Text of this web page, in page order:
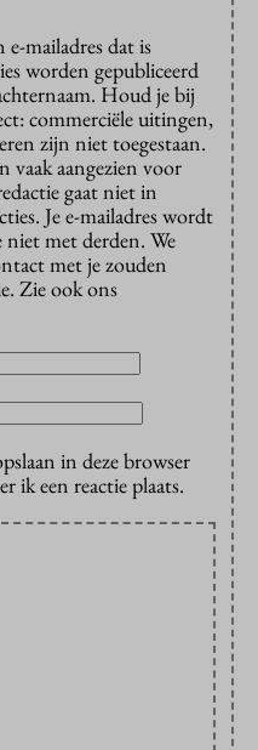
mailadres dat is
worden gepubliceerd
Houd je bij
commerciële uitingen,
zijn niet toegestaan.
vaak aangezien voor
gaat niet in
Je e-mailadres wordt
niet met derden. We
met je zouden
Zie ook ons
in deze browser
ik een reactie plaats.